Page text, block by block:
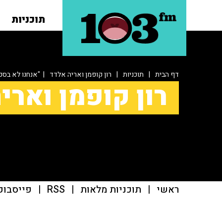
תוכניות
דף הבית | תוכניות | רון קופמן ואריה אלדד | "אנחנו לא
רון קופמן
ראשי | תוכניות מלאות |
RSS
|